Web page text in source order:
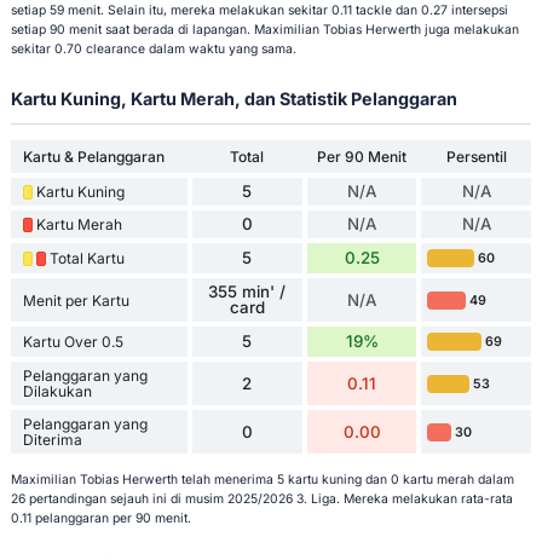
setiap 59 menit. Selain itu, mereka melakukan sekitar 0.11 tackle dan 0.27 intersepsi
setiap 90 menit saat berada di lapangan. Maximilian Tobias Herwerth juga melakukan
sekitar 0.70 clearance dalam waktu yang sama.
Kartu Kuning, Kartu Merah, dan Statistik Pelanggaran
Kartu & Pelanggaran Total Per 90 Menit
Persentil
Kartu Kuning
5 N/A N/A
Kartu Merah 0 N/A N/A
Total Kartu 5 0.25 60
Menit per Kartu
355 min' /
card
N/A 49
Kartu Over 0.5 5 19% 69
Pelanggaran yang
Dilakukan
2 0.11 53
Pelanggaran yang
Diterima
0 0.00 30
Maximilian Tobias Herwerth telah menerima 5 kartu kuning dan 0 kartu merah dalam
26 pertandingan sejauh ini di musim 2025/2026 3. Liga. Mereka melakukan rata-rata
0.11 pelanggaran per 90 menit.